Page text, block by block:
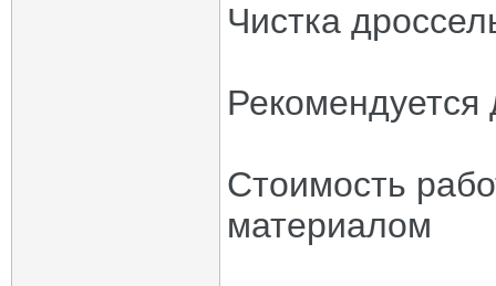
Чистка
Стоимость
материалом